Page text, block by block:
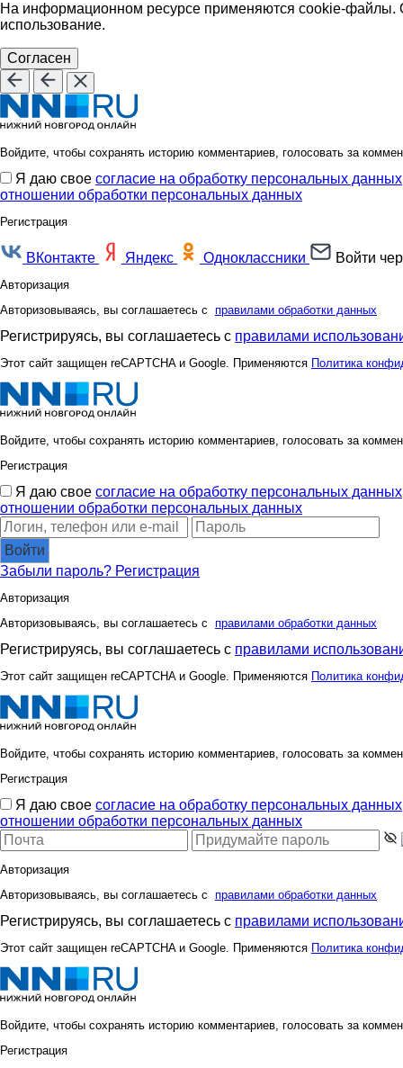
На информационном ресурсе применяются cookie-файлы.
использование.
Согласен
Войдите, чтобы сохранять историю комментариев, голосовать за
Я даю свое согласие на обработку персональных данных
отношении обработки персональных данных
Регистрация
ВКонтакте Яндекс Одноклассники Войти
Авторизация
Авторизовываясь, вы соглашаетесь с правилами обработки данных
Регистрируясь, вы соглашаетесь с правилами
Этот сайт защищен reCAPTCHA и Google. Применяются Политика
Войдите, чтобы сохранять историю комментариев, голосовать за
Регистрация
Я даю свое согласие на обработку персональных данных
отношении обработки персональных данных
Войти
Забыли пароль? Регистрация
Авторизация
Авторизовываясь, вы соглашаетесь с правилами обработки данных
Регистрируясь, вы соглашаетесь с правилами
Этот сайт защищен reCAPTCHA и Google. Применяются Политика
Войдите, чтобы сохранять историю комментариев, голосовать за
Регистрация
Я даю свое согласие на обработку персональных данных
отношении обработки персональных данных
Авторизация
Авторизовываясь, вы соглашаетесь с правилами обработки данных
Регистрируясь, вы соглашаетесь с правилами
Этот сайт защищен reCAPTCHA и Google. Применяются Политика
Войдите, чтобы сохранять историю комментариев, голосовать за
Регистрация